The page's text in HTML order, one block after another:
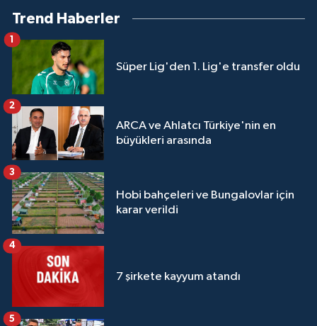
Trend Haberler
Süper Lig'den 1. Lig'e transfer oldu
1
ARCA ve Ahlatcı Türkiye'nin en
büyükleri arasında
2
Hobi bahçeleri ve Bungalovlar için
karar verildi
3
7 şirkete kayyum atandı
4
5